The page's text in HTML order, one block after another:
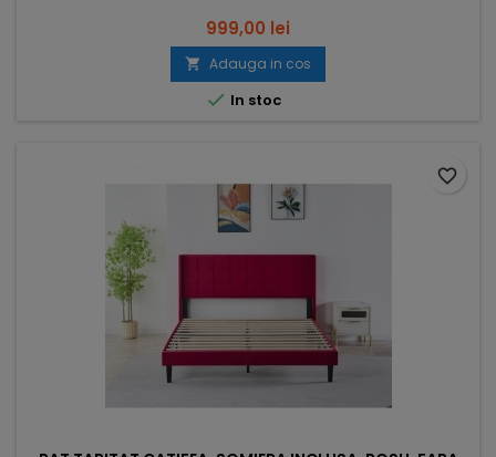
999,00 lei
 Adauga in cos
 In stoc
favorite_border